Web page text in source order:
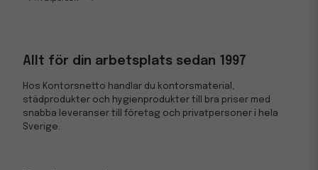
Allt för din arbetsplats sedan 1997
Hos Kontorsnetto handlar du kontorsmaterial,
städprodukter och hygienprodukter till bra priser med
snabba leveranser till företag och privatpersoner i hela
Sverige.